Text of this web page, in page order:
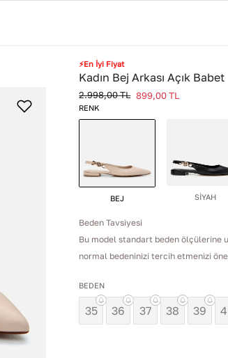
⚡En İyi Fiyat
Kadın Bej Arkası Açık Babet
2.998,00TL 899,00 TL
RENK
BEJ SİYAH
Beden Tavsiyesi
Bu model standart beden ölçülerine
normal bedeninizi tercih etmenizi
BEDEN
35 36 37 38 39